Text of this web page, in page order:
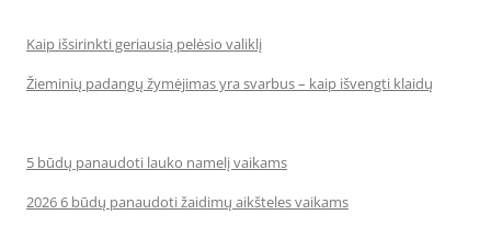
Kaip išsirinkti geriausią pelėsio valiklį
Žieminių padangų žymėjimas yra svarbus – kaip išvengti klaidų
5 būdų panaudoti lauko namelį vaikams
2026 6 būdų panaudoti žaidimų aikšteles vaikams